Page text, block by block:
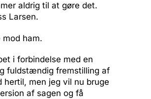
aldrig til at gøre det.
Larsen.
ham.
i forbindelse med en
fuldstændig fremstilling af
men jeg vil nu bruge
af sagen og få